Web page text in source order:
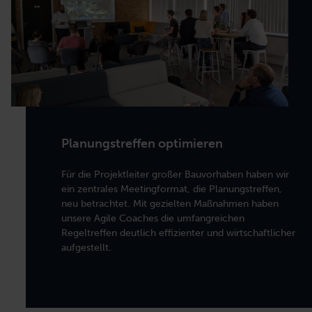
Planungstreffen optimieren
Für die Projektleiter großer Bauvorhaben haben wir
ein zentrales Meetingformat, die Planungstreffen,
neu betrachtet. Mit gezielten Maßnahmen haben
unsere Agile Coaches die umfangreichen
Regeltreffen deutlich effizienter und wirtschaftlicher
aufgestellt.